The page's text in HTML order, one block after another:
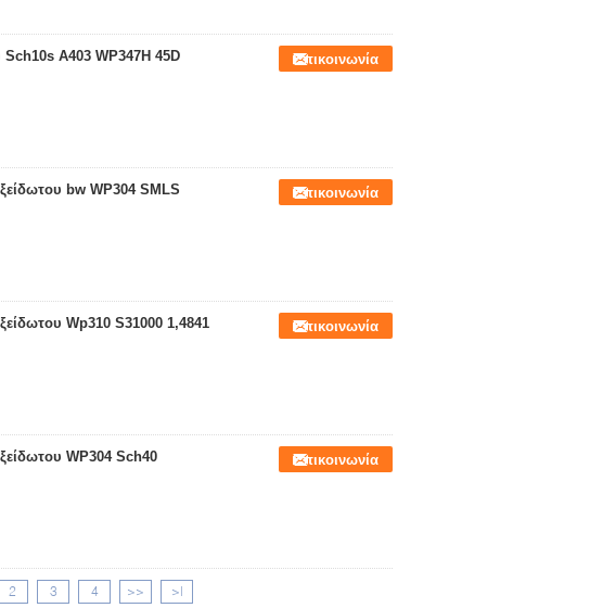
A403 WP347H 45D
Επικοινωνία
bw WP304 SMLS
Επικοινωνία
Wp310 S31000 1,4841
Επικοινωνία
WP304 Sch40
Επικοινωνία
2 3 4 >> >|